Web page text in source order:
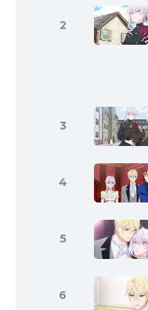
2
3
4
5
6